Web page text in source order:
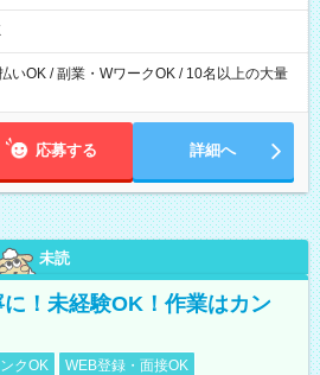
いOK / 副業・WワークOK / 10名以上の大量
応募する 詳細へ
未読
！未経験OK！作業はカン
クOK WEB登録・面接OK